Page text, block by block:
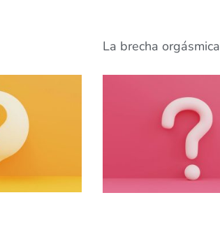
La brecha orgásmica